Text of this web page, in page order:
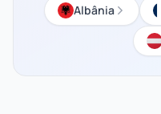
Albânia